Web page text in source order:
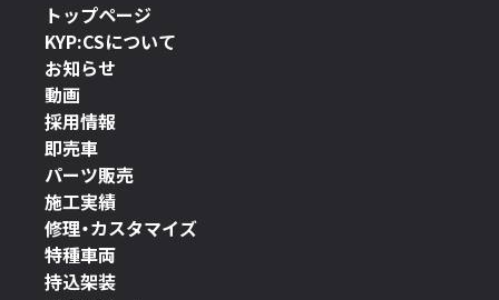
トップページ
KYP:CSについて
お知らせ
動画
採用情報
即売車
パーツ販売
施工実績
修理・カスタマイズ
特種車両
持込架装